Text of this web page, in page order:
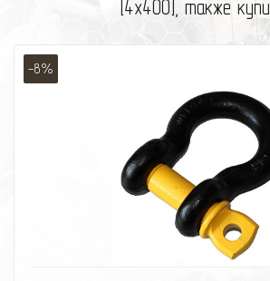
[4x400], также
-8%